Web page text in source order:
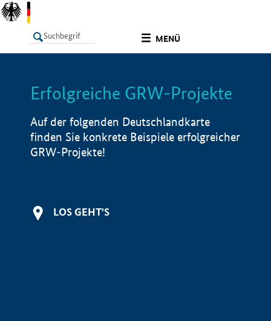
MENÜ
LISTE Info
Erfolgreiche GRW-Projekte
Auf der folgenden Deutschlandkarte
finden Sie konkrete Beispiele erfolgreicher
GRW-Projekte!
LOS GEHT'S